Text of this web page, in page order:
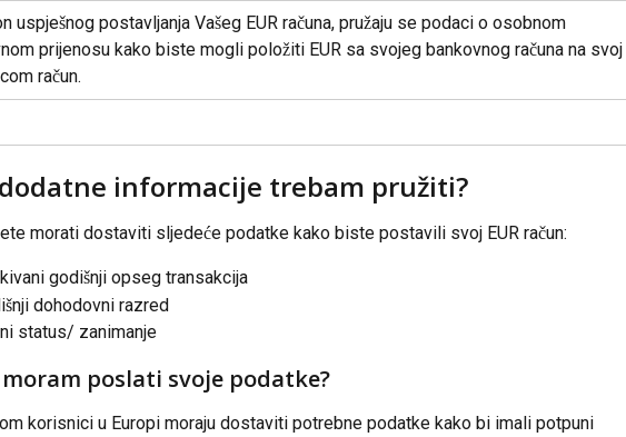
uspješnog postavljanja Vašeg EUR računa, pružaju se podaci o osobnom
prijenosu kako biste mogli položiti EUR sa svojeg bankovnog računa na svoj
račun.
informacije trebam pružiti?
morati dostaviti sljedeće podatke kako biste postavili svoj EUR račun:
godišnji opseg transakcija
dohodovni razred
status/ zanimanje
poslati svoje podatke?
korisnici u Europi moraju dostaviti potrebne podatke kako bi imali potpuni